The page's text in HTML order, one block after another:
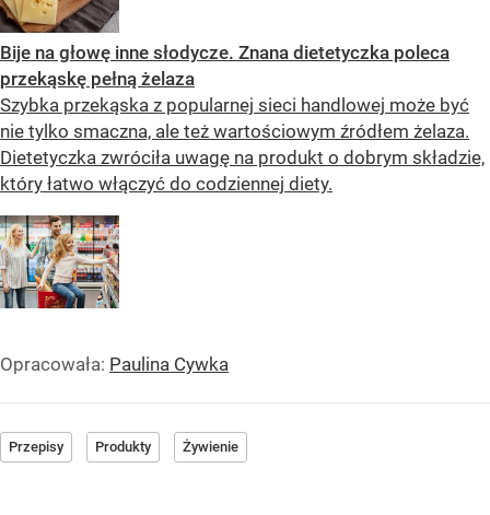
Bije na głowę inne słodycze. Znana dietetyczka poleca
przekąskę pełną żelaza
Szybka przekąska z popularnej sieci handlowej może być
nie tylko smaczna, ale też wartościowym źródłem żelaza.
Dietetyczka zwróciła uwagę na produkt o dobrym składzie,
który łatwo włączyć do codziennej diety.
Opracowała: Paulina Cywka
Przepisy Produkty Żywienie